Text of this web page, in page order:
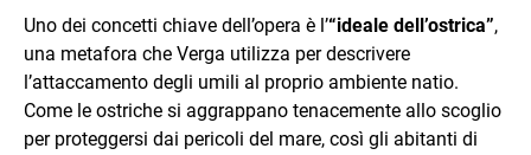
Uno dei concetti chiave dell’opera è l’“ideale dell’ostrica”,
una metafora che Verga utilizza per descrivere
l’attaccamento degli umili al proprio ambiente natio.
Come le ostriche si aggrappano tenacemente allo scoglio
per proteggersi dai pericoli del mare, così gli abitanti di